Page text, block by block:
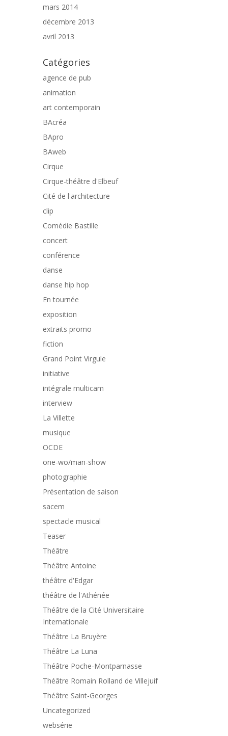
mars 2014
décembre 2013
avril 2013
Catégories
agence de pub
animation
art contemporain
BAcréa
BApro
BAweb
Cirque
Cirque-théâtre d'Elbeuf
Cité de l'architecture
clip
Comédie Bastille
concert
conférence
danse
danse hip hop
En tournée
exposition
extraits promo
fiction
Grand Point Virgule
initiative
intégrale multicam
interview
La Villette
musique
OCDE
one-wo/man-show
photographie
Présentation de saison
sacem
spectacle musical
Teaser
Théâtre
Théâtre Antoine
théâtre d'Edgar
théâtre de l'Athénée
Théâtre de la Cité Universitaire
Internationale
Théâtre La Bruyère
Théâtre La Luna
Théâtre Poche-Montparnasse
Théâtre Romain Rolland de Villejuif
Théâtre Saint-Georges
Uncategorized
websérie